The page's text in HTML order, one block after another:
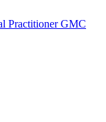
Practitioner GMC